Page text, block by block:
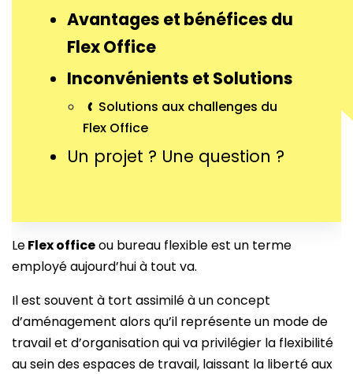
Avantages et bénéfices du
Flex Office
Inconvénients et Solutions
Solutions aux challenges du
Flex Office
Un projet ? Une question ?
LeFlex officeou bureau flexible est un terme
employé aujourd’hui à tout va.
Il est souvent à tort assimilé à un concept
d’aménagement alors qu’il représente un mode de
travail et d’organisation qui va privilégier la flexibilité
au sein des espaces de travail, laissant la liberté aux